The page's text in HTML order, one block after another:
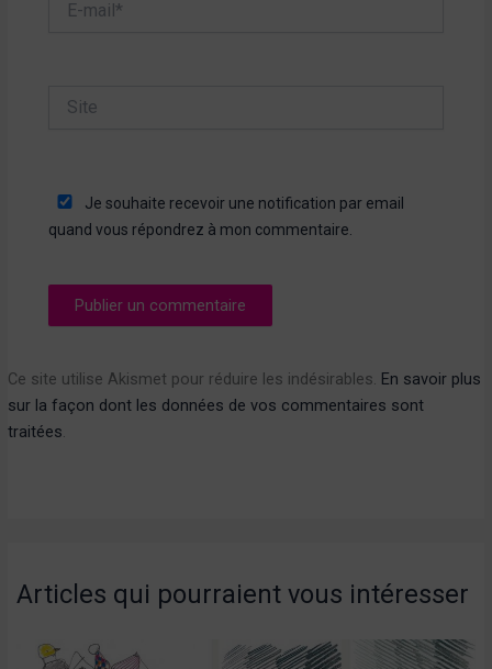
mail*
Je souhaite recevoir une notification par email
quand vous répondrez à mon commentaire.
Ce site utilise Akismet pour réduire les indésirables. En savoir plus
sur la façon dont les données de vos commentaires sont
traitées.
Articles qui pourraient vous intéresser